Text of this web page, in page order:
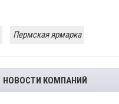
Пермская ярмарка
НОВОСТИ КОМПАНИЙ